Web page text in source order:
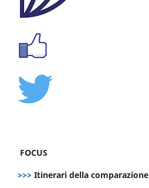
FOCUS
>>> Itinerari della comparazione